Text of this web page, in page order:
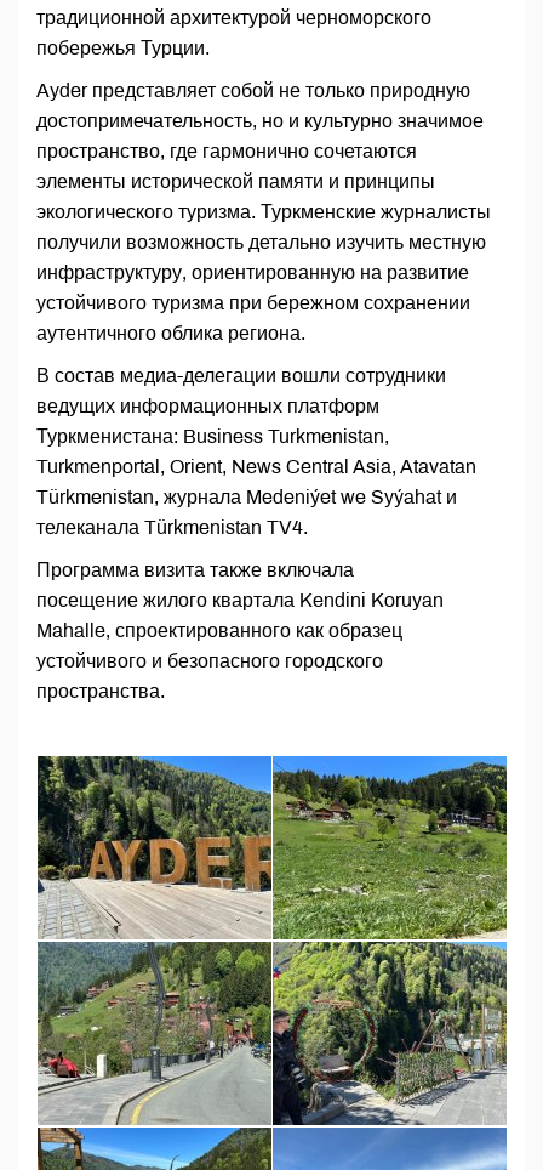
традиционной архитектурой черноморского
побережья Турции.
Ayder представляет собой не только природную
достопримечательность, но и культурно значимое
пространство, где гармонично сочетаются
элементы исторической памяти и принципы
экологического туризма. Туркменские журналисты
получили возможность детально изучить местную
инфраструктуру, ориентированную на развитие
устойчивого туризма при бережном сохранении
аутентичного облика региона.
В состав медиа-делегации вошли сотрудники
ведущих информационных платформ
Туркменистана: Business Turkmenistan,
Turkmenportal, Orient, News Central Asia, Atavatan
Türkmenistan, журнала Medeniýet we Syýahat и
телеканала Türkmenistan TV4.
Программа визита также включала
посещение жилого квартала Kendini Koruyan
Mahalle, спроектированного как образец
устойчивого и безопасного городского
пространства.